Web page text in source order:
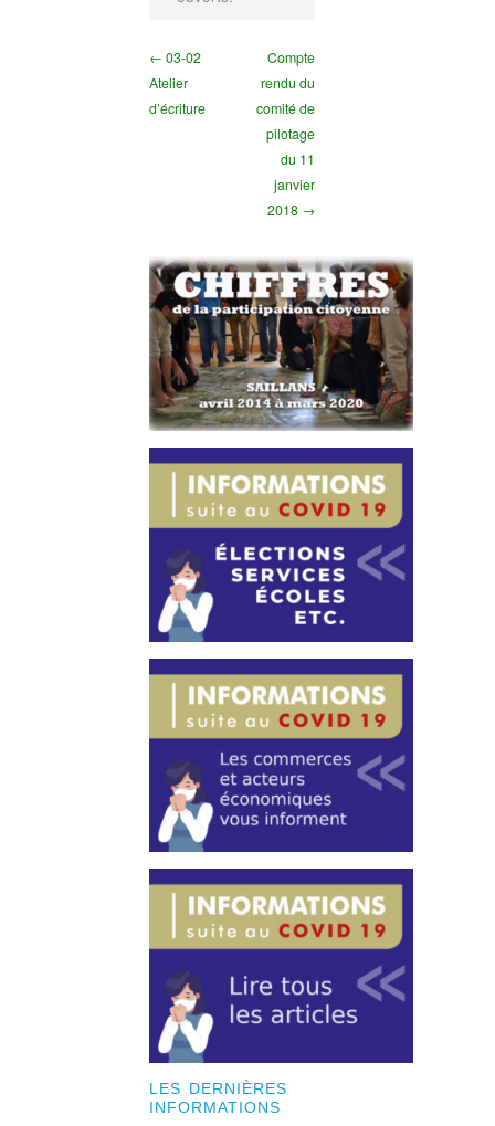
← 03-02
Atelier
d’écriture
Compte
rendu du
comité de
pilotage
du 11
janvier
2018 →
LES DERNIÈRES
INFORMATIONS